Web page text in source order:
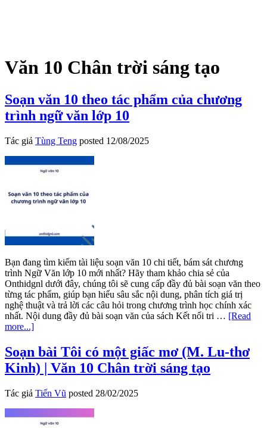
Văn 10 Chân trời sáng tạo
Soạn văn 10 theo tác phẩm của chương
trình ngữ văn lớp 10
Tác giả Tùng Teng posted 12/08/2025
Bạn đang tìm kiếm tài liệu soạn văn 10 chi tiết, bám sát chương
trình Ngữ Văn lớp 10 mới nhất? Hãy tham khảo chia sẻ của
Onthidgnl dưới đây, chúng tôi sẽ cung cấp đầy đủ bài soạn văn theo
từng tác phẩm, giúp bạn hiểu sâu sắc nội dung, phân tích giá trị
nghệ thuật và trả lời các câu hỏi trong chương trình học chính xác
nhất. Nội dung đầy đủ bài soạn văn của sách Kết nối tri … [Read
more...]about
văn
10
theo
phẩm
của
chương
trình
Soạn bài Tôi có một giấc mơ (M. Lu-thơ
Kinh) | Văn 10 Chân trời sáng tạo
Tác giả Tiến Vũ posted 28/02/2025